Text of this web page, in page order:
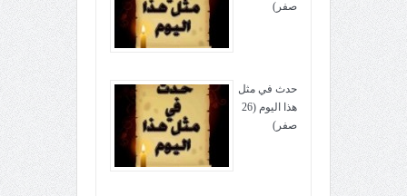
صفر)
حدث في مثل
هذا اليوم (26
صفر)